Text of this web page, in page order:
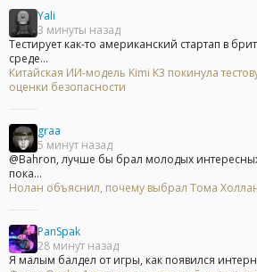
Yali
3 минуты назад
Тестирует как-то американский стартап в
среде...
Китайская ИИ-модель Kimi K3 покинула
оценки безопасности
graa
5 минут назад
@Bahron, лучше бы брал молодых
пока...
Нолан объяснил, почему выбрал Тома
PanSpak
28 минут назад
Я малым балдел от игры, как появился